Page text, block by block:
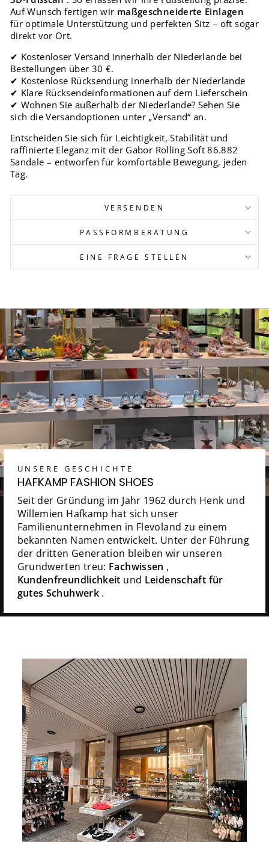
Auf Wunsch fertigen wir maßgeschneiderte Einlagen
für optimale Unterstützung und perfekten Sitz – oft sogar
direkt vor Ort.
✔ Kostenloser Versand innerhalb der Niederlande bei
Bestellungen über 30 €.
✔ Kostenlose Rücksendung innerhalb der Niederlande
✔ Klare Rücksendeinformationen auf dem Lieferschein
✔ Wohnen Sie außerhalb der Niederlande? Sehen Sie
sich die Versandoptionen unter „Versand“ an.
Entscheiden Sie sich für Leichtigkeit, Stabilität und
raffinierte Eleganz mit der Gabor Rolling Soft 86.882
Sandale – entworfen für komfortable Bewegung, jeden
Tag.
VERSENDEN
PASSFORMBERATUNG
EINE FRAGE STELLEN
UNSERE GESCHICHTE
HAFKAMP FASHION SHOES
Seit der Gründung im Jahr 1962 durch Henk und
Willemien Hafkamp hat sich unser
Familienunternehmen in Flevoland zu einem
bekannten Namen entwickelt. Unter der Führung
der dritten Generation bleiben wir unseren
Grundwerten treu: Fachwissen ,
Kundenfreundlichkeit und Leidenschaft für
gutes Schuhwerk .